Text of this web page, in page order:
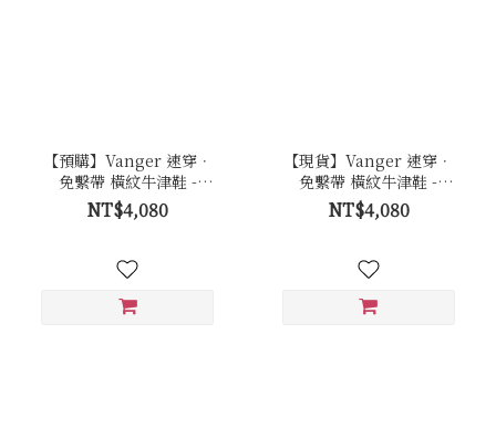
【預購】Vanger 速穿．
免繫帶 橫紋牛津鞋 -
Va301棕
NT$4,080
【現貨】Vanger 速穿．
免繫帶 橫紋牛津鞋 -
Va301棕
NT$4,080